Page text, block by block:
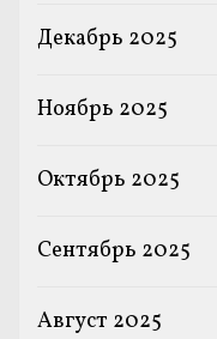
Декабрь 2025
Ноябрь 2025
Октябрь 2025
Сентябрь 2025
Август 2025